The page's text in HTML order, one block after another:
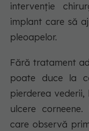
intervenție
implant care să
pleoapelor.
Fără tratament
poate duce la
pierderea
ulcere
care observă